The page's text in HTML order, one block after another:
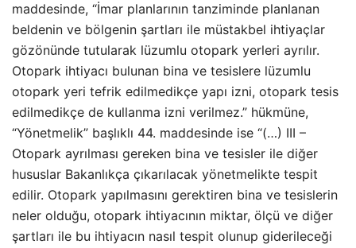
maddesinde, “İmar planlarının tanziminde planlanan
beldenin ve bölgenin şartları ile müstakbel ihtiyaçlar
gözönünde tutularak lüzumlu otopark yerleri ayrılır.
Otopark ihtiyacı bulunan bina ve tesislere lüzumlu
otopark yeri tefrik edilmedikçe yapı izni, otopark tesis
edilmedikçe de kullanma izni verilmez.” hükmüne,
“Yönetmelik” başlıklı 44. maddesinde ise “(…) III –
Otopark ayrılması gereken bina ve tesisler ile diğer
hususlar Bakanlıkça çıkarılacak yönetmelikte tespit
edilir. Otopark yapılmasını gerektiren bina ve tesislerin
neler olduğu, otopark ihtiyacının miktar, ölçü ve diğer
şartları ile bu ihtiyacın nasıl tespit olunup giderileceği